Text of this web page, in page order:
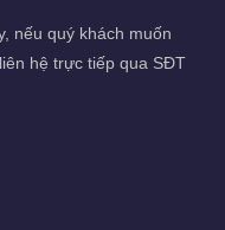
nếu quý khách muốn
hệ trực tiếp qua SĐT